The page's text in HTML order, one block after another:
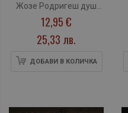
Жозе Родригеш душ
Сантуш
12,95 €
25,33 лв.
ДОБАВИ В КОЛИЧКА